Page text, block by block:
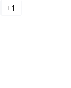
+1